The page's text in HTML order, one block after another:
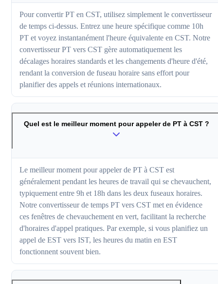
Pour convertir PT en CST, utilisez simplement le convertisseur
de temps ci-dessus. Entrez une heure spécifique comme 10h
PT et voyez instantanément l'heure équivalente en CST. Notre
convertisseur PT vers CST gère automatiquement les
décalages horaires standards et les changements d'heure d'été,
rendant la conversion de fuseau horaire sans effort pour
planifier des appels et réunions internationaux.
Quel est le meilleur moment pour appeler de PT à CST ?
Le meilleur moment pour appeler de PT à CST est
généralement pendant les heures de travail qui se chevauchent,
typiquement entre 9h et 18h dans les deux fuseaux horaires.
Notre convertisseur de temps PT vers CST met en évidence
ces fenêtres de chevauchement en vert, facilitant la recherche
d'horaires d'appel pratiques. Par exemple, si vous planifiez un
appel de EST vers IST, les heures du matin en EST
fonctionnent souvent bien.